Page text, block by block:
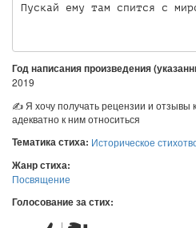
Пускай ему там спится с
Год написания произведения
2019
✍ Я хочу получать рецензии и отзывы
адекватно к ним относиться
Тематика стиха: Историческое
Жанр стиха:
Посвящение
Голосование за стих: